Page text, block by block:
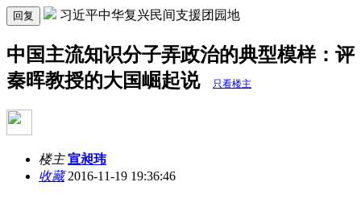
回复 习近平中华复兴民间支援团园地
中国主流知识分子弄政治的典型模样：评
秦晖教授的大国崛起说
只看楼主
楼主 宣昶玮
收藏2016-11-19 19:36:46